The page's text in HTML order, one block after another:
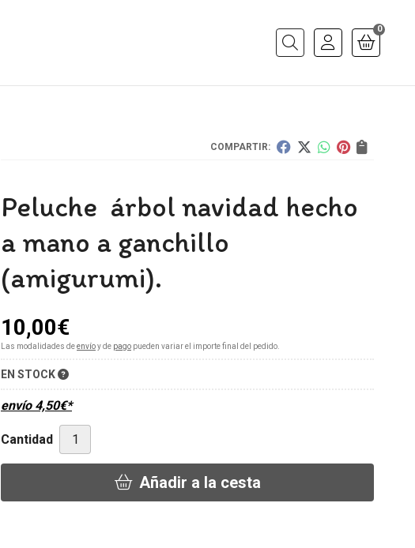
Buscar
0
COMPARTIR:
Peluche árbol navidad hecho
a mano a ganchillo
(amigurumi).
10,00€
Las modalidades deenvíoy de pago pueden variar el importe final del pedido.
EN STOCK
envío 4,50€*
Cantidad
Añadir a la cesta